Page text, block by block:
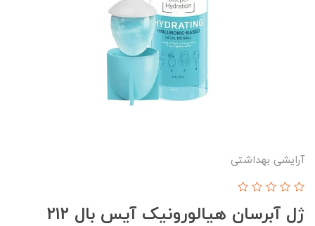
آرایشی بهداشتی
ژل آبرسان هیالورونیک آیس بال 212